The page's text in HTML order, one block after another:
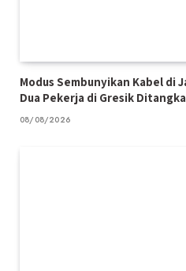
Modus Sembunyikan Kabel di
Dua Pekerja di Gresik
08/08/2026